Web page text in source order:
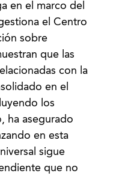
en el marco del
el Centro
sobre
que las
con la
en el
los
ha asegurado
en esta
sigue
que no